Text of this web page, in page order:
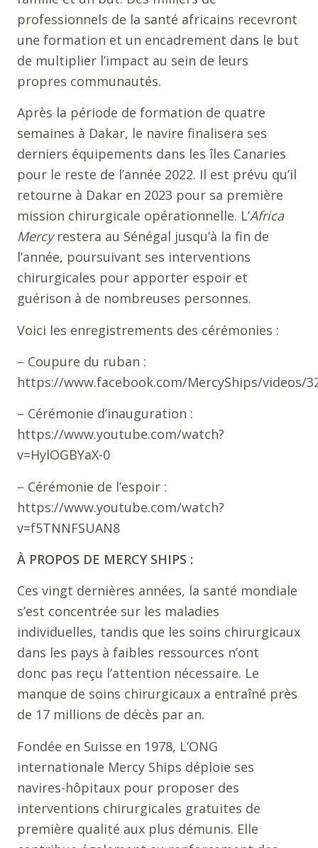
professionnels de la santé africains recevront
une formation et un encadrement dans le but
de multiplier l’impact au sein de leurs
propres communautés.
Après la période de formation de quatre
semaines à Dakar, le navire finalisera ses
derniers équipements dans les îles Canaries
pour le reste de l’année 2022. Il est prévu qu’il
retourne à Dakar en 2023 pour sa première
mission chirurgicale opérationnelle. L’Africa
Mercyrestera au Sénégal jusqu’à la fin de
l’année, poursuivant ses interventions
chirurgicales pour apporter espoir et
guérison à de nombreuses personnes.
Voici les enregistrements des cérémonies :
– Coupure du ruban :
https://www.facebook.com/MercyShips/videos/
– Cérémonie d’inauguration :
https://www.youtube.com/watch?
v=HylOGBYaX-0
– Cérémonie de l’espoir :
https://www.youtube.com/watch?
v=f5TNNFSUAN8
À PROPOS DE MERCY SHIPS :
Ces vingt dernières années, la santé mondiale
s’est concentrée sur les maladies
individuelles, tandis que les soins chirurgicaux
dans les pays à faibles ressources n’ont
donc pas reçu l’attention nécessaire. Le
manque de soins chirurgicaux a entraîné près
de 17 millions de décès par an.
Fondée en Suisse en 1978, L’ONG
internationale Mercy Ships déploie ses
navires-hôpitaux pour proposer des
interventions chirurgicales gratuites de
première qualité aux plus démunis. Elle